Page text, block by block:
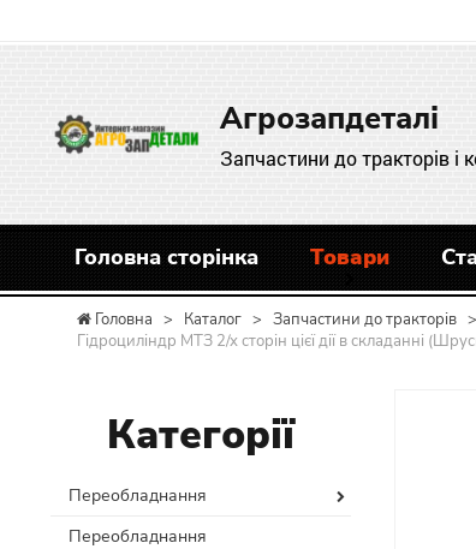
Агрозапдеталі
Запчастини до тракторів і
Головна сторінка Товари
Головна > Каталог > Запчастини до тракторів >
Гідроциліндр МТЗ 2/х сторін цієї дії в складанні
Категорії
Переобладнання
Переобладнання